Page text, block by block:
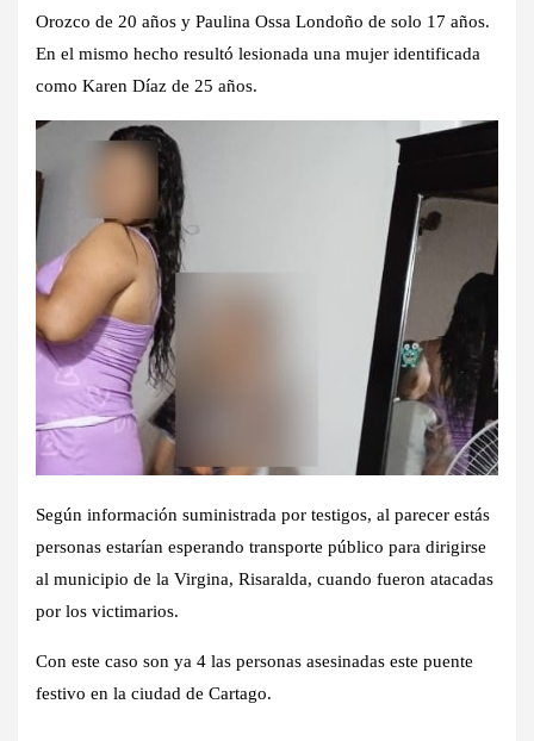
Orozco de 20 años y Paulina Ossa Londoño de solo 17 años.
En el mismo hecho resultó lesionada una mujer identificada
como Karen Díaz de 25 años.
Según información suministrada por testigos, al parecer estás
personas estarían esperando transporte público para dirigirse
al municipio de la Virgina, Risaralda, cuando fueron atacadas
por los victimarios.
Con este caso son ya 4 las personas asesinadas este puente
festivo en la ciudad de Cartago.